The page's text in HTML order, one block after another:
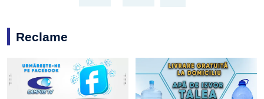
Reclame